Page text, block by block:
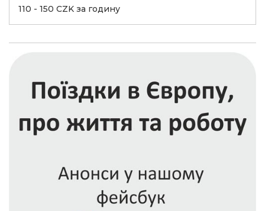
110 - 150 CZK за годину